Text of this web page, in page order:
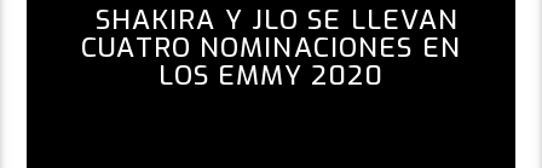
SHAKIRA Y JLO SE LLEVAN
CUATRO NOMINACIONES EN
LOS EMMY 2020